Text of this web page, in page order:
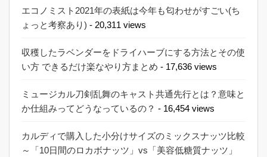
エコノミスト2021年の表紙は今年も匂わせがすごい(ち
ょっと考察あり) - 20,311 views
収穫したラベンダーをドライハーブにする方法とその使
い方 できるだけ楽なやり方まとめ - 17,636 views
ミュージカル刀剣乱舞のキャスト共通先行とは？意味と
か仕組みってどうなっているの？ - 16,454 views
カルディで購入した小分けサイズのミックスナッツ比較
～「10日間のロカボナッツ」vs「美容低糖質ナッツ」